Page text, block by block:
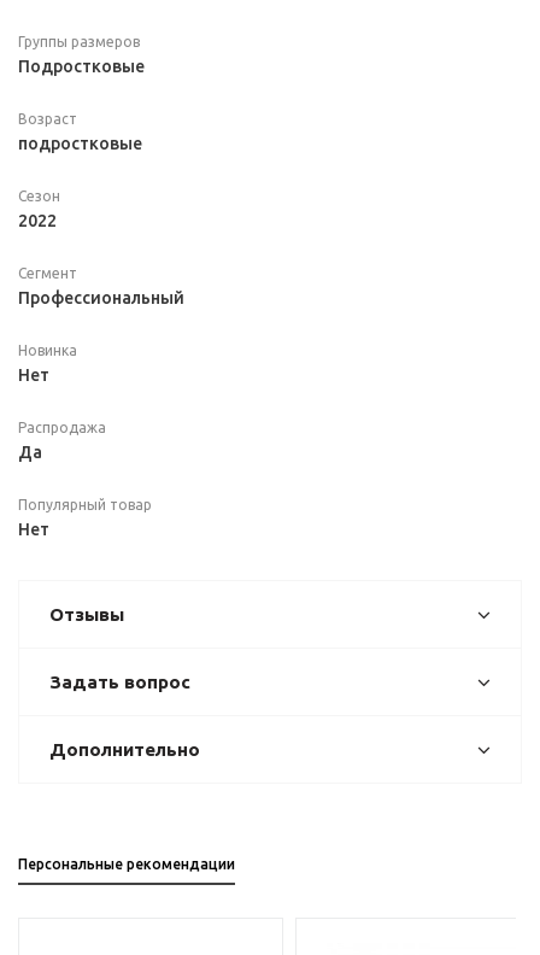
Группы размеров
Подростковые
Возраст
подростковые
Сезон
2022
Сегмент
Профессиональный
Новинка
Нет
Распродажа
Да
Популярный товар
Нет
Отзывы
Задать вопрос
Дополнительно
Персональные рекомендации